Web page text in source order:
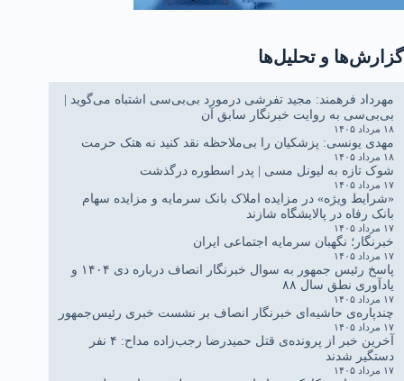
گزارش‌ها و تحلیل‌ها
مهرداد فرهمند: مجید تفرشی درمورد بی‌بی‌سی اشتباه می‌گوید |
بی‌بی‌سی به روایت خبرنگار سابق آن
۱۸ مرداد ۱۴۰۵
مهدی یونسی: پزشکیان را بی‌ملاحظه نقد کنید نه هتک حرمت
۱۸ مرداد ۱۴۰۵
شوک تازه به لیونل مسی | پدر اسطوره درگذشت
۱۷ مرداد ۱۴۰۵
«شرایط ویژه» در مزایده املاک بانک سرمایه و مزایده سهام
بانک رفاه در پالایشگاه شازند
۱۷ مرداد ۱۴۰۵
خبرنگار؛ نگهبان سرمایه اجتماعی ایران
۱۷ مرداد ۱۴۰۵
پاسخ رئیس جمهور به سوال خبرنگار انصاف درباره دی ۱۴۰۴ و
یادآوری نطق سال ۸۸
۱۷ مرداد ۱۴۰۵
چندپاره‌ی حاشیه‌ای خبرنگار انصاف بر نشست خبری رئیس‌جمهور
۱۷ مرداد ۱۴۰۵
آخرین خبر از پرونده‌ی قتل حمیدرضا رجب‌زاده مداح: ۴ نفر
دستگیر شدند
۱۷ مرداد ۱۴۰۵